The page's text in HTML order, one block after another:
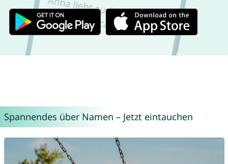
Spannendes über Namen – Jetzt eintauchen